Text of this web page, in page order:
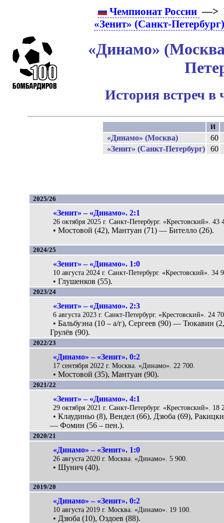
Чемпионат России —>
«Зенит» (Санкт-
«Динамо»
История встреч в
И
«Динамо» (Москва) 60
«Зенит» (Санкт-Петербург)
60
2025/26
«Зенит» – «Динамо». 2:1
26 октября 2025 г. Санкт-Петербург. «Крестовский». 43
• Мостовой (42), Мантуан (71) — Бителло (26).
2024/25
«Зенит» – «Динамо». 1:0
10 августа 2024 г. Санкт-Петербург. «Крестовский». 34
• Глушенков (55).
2023/24
«Зенит» – «Динамо». 2:3
6 августа 2023 г. Санкт-Петербург. «Крестовский». 24
• Бальбуэна (10 – а/г), Сергеев (90) — Тюкавин
Грулёв (90).
2022/23
«Динамо» – «Зенит». 0:2
17 сентября 2022 г. Москва. «Динамо». 22 700.
• Мостовой (35), Мантуан (90).
2021/22
«Зенит» – «Динамо». 4:1
29 октября 2021 г. Санкт-Петербург. «Крестовский». 18
• Клаудиньо (8), Вендел (66), Дзюба (69),
— Фомин (56 – пен.).
2020/21
«Динамо» – «Зенит». 1:0
26 августа 2020 г. Москва. «Динамо». 5 900.
• Шунич (40).
2019/20
«Динамо» – «Зенит». 0:2
10 августа 2019 г. Москва. «Динамо». 19 100.
• Дзюба (10), Оздоев (88).